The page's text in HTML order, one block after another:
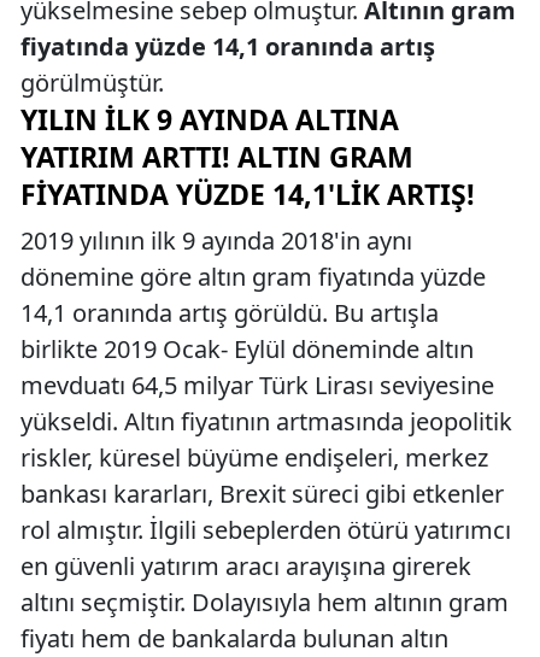
yükselmesine sebep olmuştur. Altının gram
fiyatında yüzde 14,1 oranında artış
görülmüştür.
YILIN İLK 9 AYINDA ALTINA
YATIRIM ARTTI! ALTIN GRAM
FIYATINDA YÜZDE 14,1'LIK ARTIŞ!
2019 yılının ilk 9 ayında 2018'in aynı
dönemine göre altın gram fiyatında yüzde
14,1 oranında artış görüldü. Bu artışla
birlikte 2019 Ocak- Eylül döneminde altın
mevduatı 64,5 milyar Türk Lirası seviyesine
yükseldi. Altın fiyatının artmasında jeopolitik
riskler, küresel büyüme endişeleri, merkez
bankası kararları, Brexit süreci gibi etkenler
rol almıştır. İlgili sebeplerden ötürü yatırımcı
en güvenli yatırım aracı arayışına girerek
altını seçmiştir. Dolayısıyla hem altının gram
fiyatı hem de bankalarda bulunan altın